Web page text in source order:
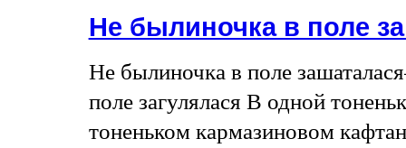
Не былиночка в поле
Не былиночка в поле
поле загулялася В одной
тоненьком кармазиновом